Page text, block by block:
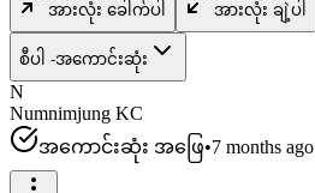
အားလုံး ခေါက်ပါ အားလုံး ချဲ့ပါ
စီပါ -အကောင်းဆုံး
N
Numnimjung KC
အကောင်းဆုံး အဖြေ•7 months ago